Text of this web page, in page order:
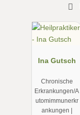
Ina Gutsch
Chronische
Erkrankungen/A
utomimmunerkr
ankungen |